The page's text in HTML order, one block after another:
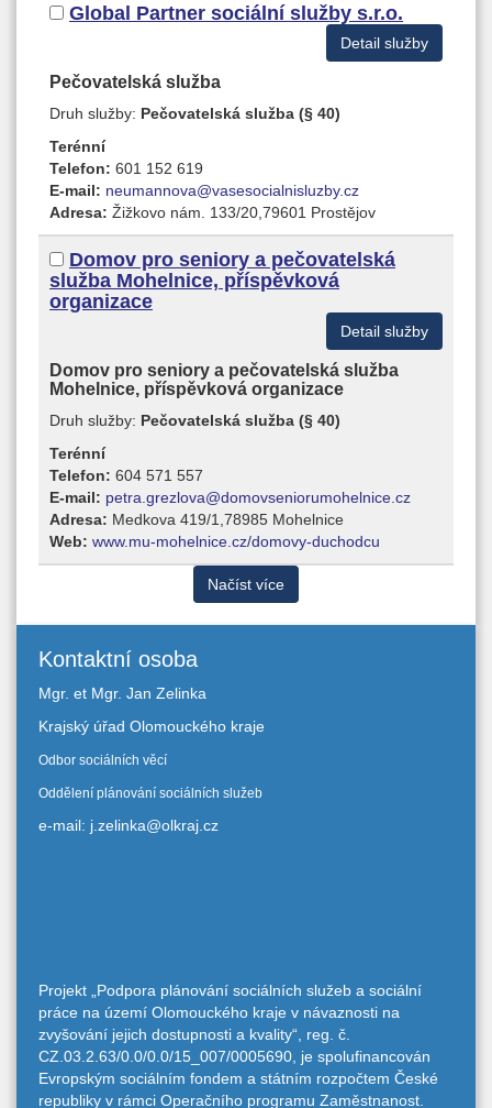
Global Partner sociální služby s.r.o.
Detail služby
Pečovatelská služba
Druh služby: Pečovatelská služba (§ 40)
Terénní
Telefon: 601 152 619
E-mail: neumannova@vasesocialnisluzby.cz
Adresa: Žižkovo nám. 133/20,79601 Prostějov
Domov pro seniory a pečovatelská
služba Mohelnice, příspěvková
organizace
Detail služby
Domov pro seniory a pečovatelská služba
Mohelnice, příspěvková organizace
Druh služby: Pečovatelská služba (§ 40)
Terénní
Telefon: 604 571 557
E-mail: petra.grezlova@domovseniorumohelnice.cz
Adresa: Medkova 419/1,78985 Mohelnice
Web: www.mu-mohelnice.cz/domovy-duchodcu
Načíst více
Kontaktní osoba
Mgr. et Mgr. Jan Zelinka
Krajský úřad Olomouckého kraje
Odbor sociálních věcí
Oddělení plánování sociálních služeb
e-mail: j.zelinka@olkraj.cz
Projekt „Podpora plánování sociálních služeb a sociální
práce na území Olomouckého kraje v návaznosti na
zvyšování jejich dostupnosti a kvality“, reg. č.
CZ.03.2.63/0.0/0.0/15_007/0005690, je spolufinancován
Evropským sociálním fondem a státním rozpočtem České
republiky v rámci Operačního programu Zaměstnanost.